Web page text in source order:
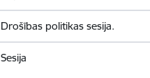
Drošības politikas sesija.
Sesija